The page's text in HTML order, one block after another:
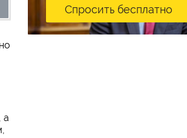
а
Спросить бесплатно